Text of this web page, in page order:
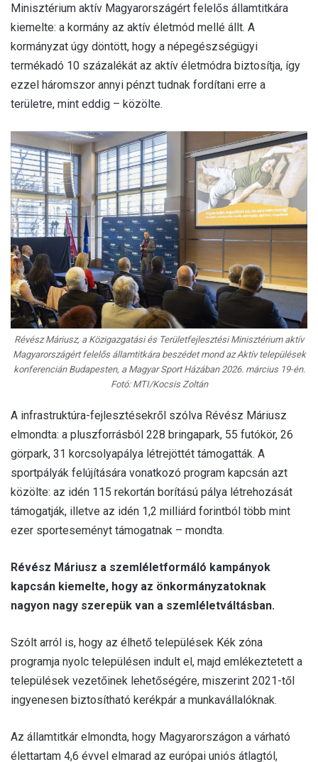
Minisztérium aktív Magyarországért felelős államtitkára
kiemelte: a kormány az aktív életmód mellé állt. A
kormányzat úgy döntött, hogy a népegészségügyi
termékadó 10 százalékát az aktív életmódra biztosítja, így
ezzel háromszor annyi pénzt tudnak fordítani erre a
területre, mint eddig – közölte.
Révész Máriusz, a Közigazgatási és Területfejlesztési Minisztérium aktív
Magyarországért felelős államtitkára beszédet mond az Aktív települések
konferencián Budapesten, a Magyar Sport Házában 2026. március 19-én.
Fotó: MTI/Kocsis Zoltán
A infrastruktúra-fejlesztésekről szólva Révész Máriusz
elmondta: a pluszforrásból 228 bringapark, 55 futókör, 26
görpark, 31 korcsolyapálya létrejöttét támogatták. A
sportpályák felújítására vonatkozó program kapcsán azt
közölte: az idén 115 rekortán borítású pálya létrehozását
támogatják, illetve az idén 1,2 milliárd forintból több mint
ezer sporteseményt támogatnak – mondta.
Révész Máriusz a szemléletformáló kampányok
kapcsán kiemelte, hogy az önkormányzatoknak
nagyon nagy szerepük van a szemléletváltásban.
Szólt arról is, hogy az élhető települések Kék zóna
programja nyolc településen indult el, majd emlékeztetett a
települések vezetőinek lehetőségére, miszerint 2021-től
ingyenesen biztosítható kerékpár a munkavállalóknak.
Az államtitkár elmondta, hogy Magyarországon a várható
élettartam 4,6 évvel elmarad az európai uniós átlagtól,